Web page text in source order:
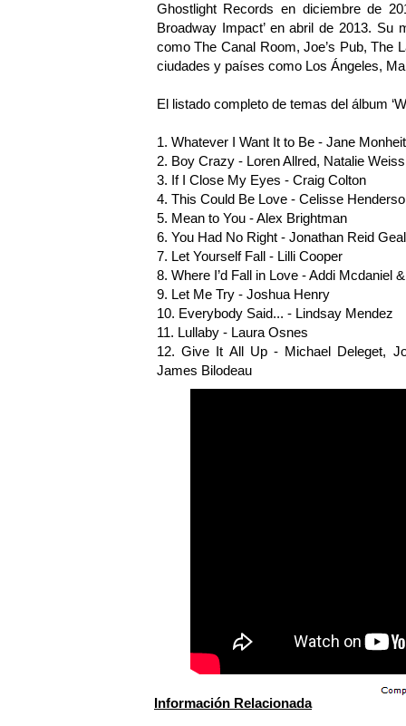
Ghostlight Records en diciembre de
Broadway Impact’ en abril de 2013.
como The Canal Room, Joe’s Pub, The
ciudades y países como Los Ángeles,
El listado completo de temas del álbum
1. Whatever I Want It to Be - Jane
2. Boy Crazy - Loren Allred, Natalie
3. If I Close My Eyes - Craig Colton
4. This Could Be Love - Celisse
5. Mean to You - Alex Brightman
6. You Had No Right - Jonathan Reid
7. Let Yourself Fall - Lilli Cooper
8. Where I’d Fall in Love - Addi Mcdaniel
9. Let Me Try - Joshua Henry
10. Everybody Said... - Lindsay Mendez
11. Lullaby - Laura Osnes
12. Give It All Up - Michael Deleget,
James Bilodeau
Información Relacionada